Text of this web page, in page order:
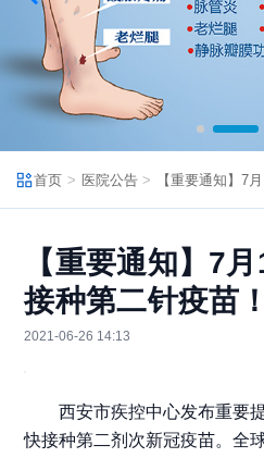
首页 医院公告
【重要通知】7
接种第二针疫苗！
2021-06-26 14:13
西安市疾控中心发布重要提
快接种第二剂次新冠疫苗。全